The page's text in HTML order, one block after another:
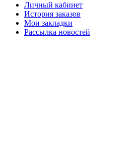
Личный кабинет
История заказов
Мои закладки
Рассылка новостей